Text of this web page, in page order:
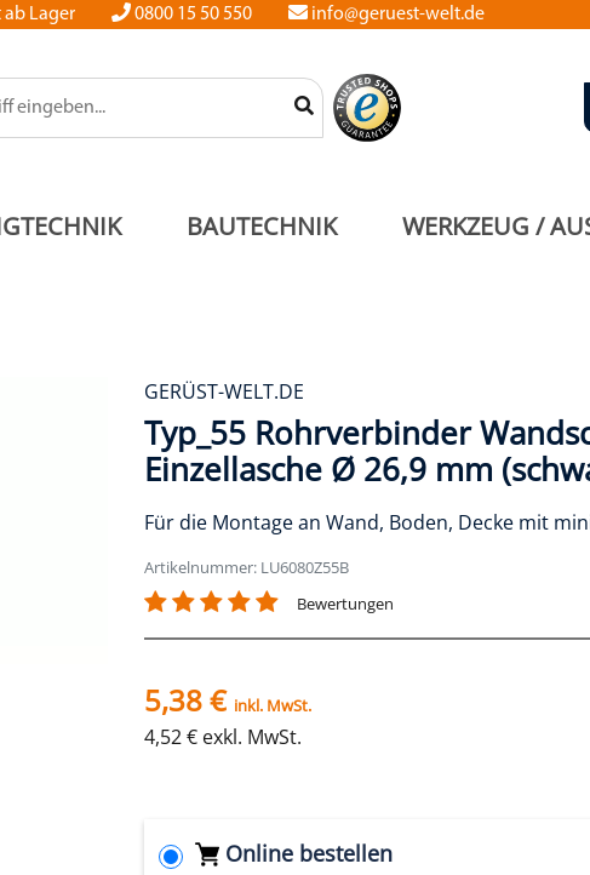
ab Lager 0800 15 50 550 info@geruest-welt.de
BAUTECHNIK WERKZEUG /
GERÜST-WELT.DE
Typ_55 Rohrverbinder
Einzellasche Ø 26,9 mm
Für die Montage an Wand, Boden, Decke mit
Artikelnummer: LU6080Z55B
Bewertungen
5,38 € inkl. MwSt.
4,52 € exkl. MwSt.
Online bestellen